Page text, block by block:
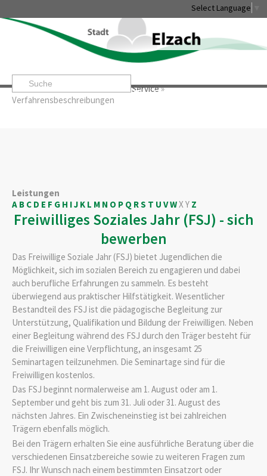
Select Language
Startseite» »Service»
Verfahrensbeschreibungen
Leben & Erleben Rathaus & Service
Leistungen
A B C D E F G H IJ K L M N O P Q RS T U VWXY Z
Freiwilliges Soziales Jahr (FSJ) - sich
bewerben
Das Freiwillige Soziale Jahr (FSJ) bietet Jugendlichen die
Möglichkeit, sich im sozialen Bereich zu engagieren und dabei
auch berufliche Erfahrungen zu sammeln. Es besteht
überwiegend aus praktischer Hilfstätigkeit. Wesentlicher
Bestandteil des FSJ ist die pädagogische Begleitung zur
Unterstützung, Qualifikation und Bildung der Freiwilligen. Neben
einer Begleitung während des FSJ durch den Träger besteht für
die Freiwilligen eine Verpflichtung, an insgesamt 25
Seminartagen teilzunehmen. Die Seminartage sind für die
Freiwilligen kostenlos.
Das FSJ beginnt normalerweise am 1. August oder am 1.
September und geht bis zum 31. Juli oder 31. August des
nächsten Jahres. Ein Zwischeneinstieg ist bei zahlreichen
Trägern ebenfalls möglich.
Bei den Trägern erhalten Sie eine ausführliche Beratung über die
verschiedenen Einsatzbereiche sowie zu weiteren Fragen zum
FSJ. Ihr Wunsch nach einem bestimmten Einsatzort oder